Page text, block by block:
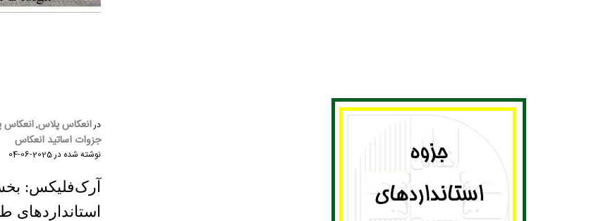
درانعکاس پلاس,انعکاس
جزوات اساتید انعکاس
نوشته شده در2025-06-04
آرک‌فلیکس:
استانداردهای